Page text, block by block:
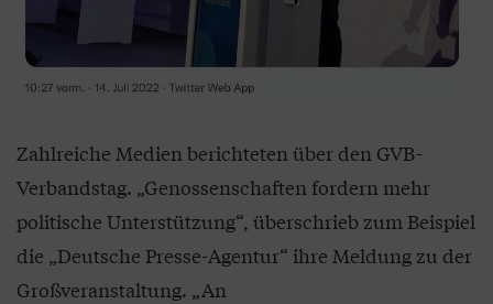
Zahlreiche Medien berichteten über den GVB-
Verbandstag. „Genossenschaften fordern mehr
politische Unterstützung“, überschrieb zum Beispiel
die „Deutsche Presse-Agentur“ ihre Meldung zu der
Großveranstaltung. „An